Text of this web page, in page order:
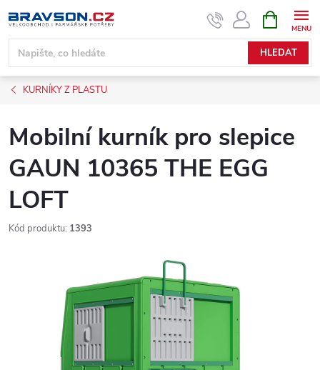
na
obsah
HLEDAT
NÁKUPNÍ
KOŠÍK
KURNÍKY Z PLASTU
Mobilní kurník pro slepice
GAUN 10365 THE EGG
LOFT
Kód produktu: 1393